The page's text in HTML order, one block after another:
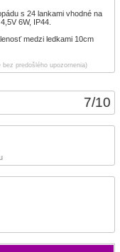
7/10
s 24 lankami vhodné na
6W, IP44.
medzi ledkami 10cm
predošlého upozornenia)